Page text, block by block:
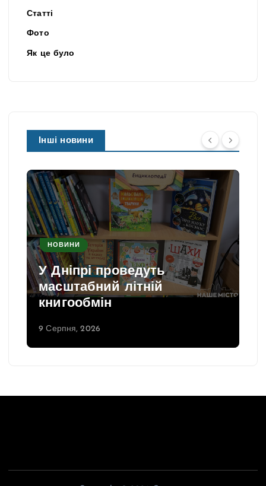
Статті
Фото
Як це було
Інші новини
НОВИНИ
У Дніпрі проведуть
масштабний літній
книгообмін
9 Серпня, 2026